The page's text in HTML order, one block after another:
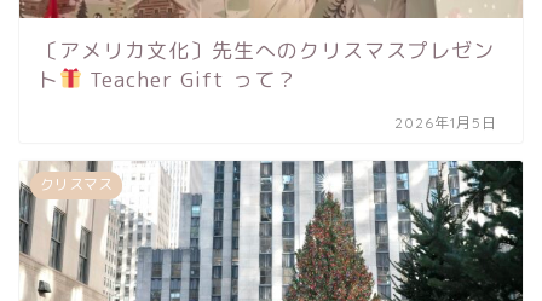
〔アメリカ文化〕先生へのクリスマスプレゼン
ト
Teacher Gift って？
2026年1月5日
クリスマス